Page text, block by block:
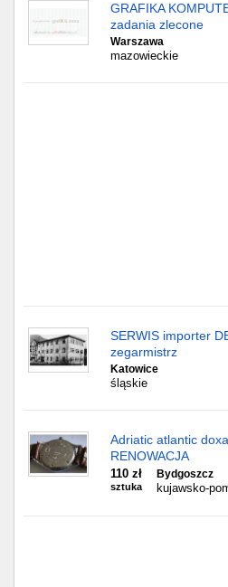
GRAFIKA
zadania zlecone
Warszawa
mazowieckie
SERWIS importer
zegarmistrz
Katowice
śląskie
Adriatic atlantic
RENOWACJA
110 zł
sztuka
Bydgoszcz
kujawsko-
Chorzów
Częstochowa
Olsztyn